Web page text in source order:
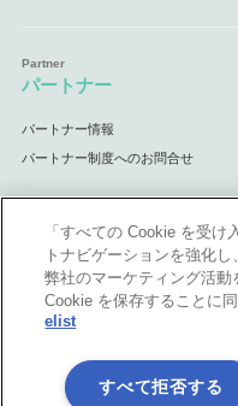
パートナー
パートナー情報
パートナー制度へのお問合せ
サポート
サポート情報
「すべての Cookie を受け
トナビゲーションを強化
弊社のマーケティング活
Cookie を保存することに
elist
すべて拒否する